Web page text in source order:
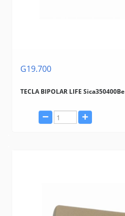
G19.700
TECLA BIPOLAR LIFE Sica350400Be